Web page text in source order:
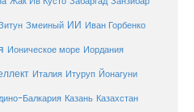
Змеиный ИИ Иван Горбенко
Ионическое море Иордания
Италия Итуруп Йонагуни
Балкария Казань Казахстан